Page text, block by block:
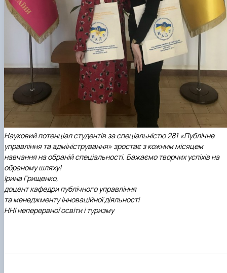
Науковий потенціал студентів за спеціальністю 281 «Публічне
управління та адміністрування» зростає з кожним місяцем
навчання на обраній спеціальності. Бажаємо творчих успіхів на
обраному шляху!
Ірина Грищенко,
доцент кафедри публічного управління
та менеджменту інноваційної діяльності
ННІ неперервної освіти і туризму